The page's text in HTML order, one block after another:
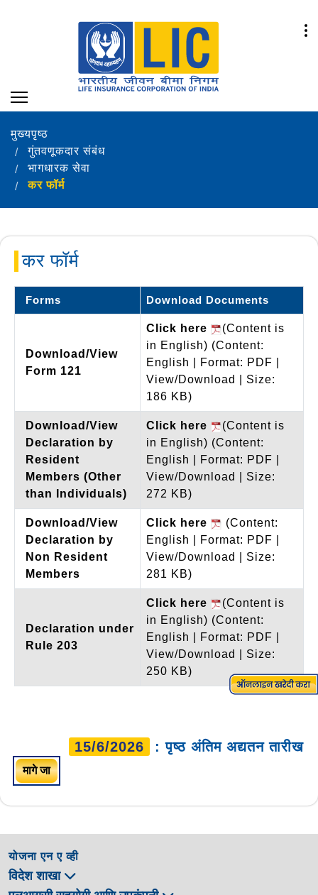
मुख्यपृष्ठ
गुंतवणूकदार संबंध
भागधारक सेवा
कर फॉर्म
कर फॉर्म
Forms Download Documents
Download/View
Form 121
Click here
(Content is
in English) (Content:
English | Format: PDF |
View/Download | Size:
186 KB)
Download/View
Declaration by
Resident
Members (Other
than Individuals)
Click here
(Content is
in English) (Content:
English | Format: PDF |
View/Download | Size:
272 KB)
Download/View
Declaration by
Non Resident
Members
Click here
(Content:
English | Format: PDF |
View/Download | Size:
281 KB)
Declaration under
Rule 203
Click here
(Content is
in English) (Content:
English | Format: PDF |
View/Download | Size:
250 KB)
15/6/2026 : पृष्ठ अंतिम अद्यतन तारीख
मागे जा
योजना एन ए व्ही
विदेश शाखा